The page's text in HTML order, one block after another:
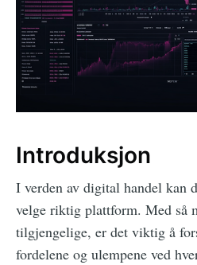
Introduksjon
I verden av digital handel kan
velge riktig plattform. Med så
tilgjengelige, er det viktig å
fordelene og ulempene ved